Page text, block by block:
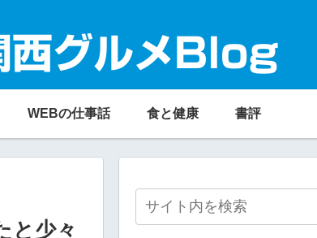
西グルメBlog
WEBの仕事話 食と健康 書評
と少々